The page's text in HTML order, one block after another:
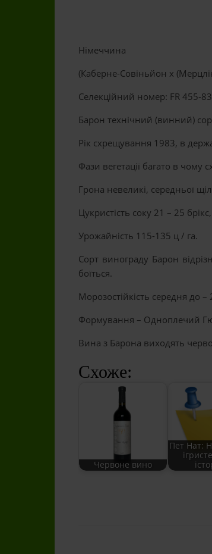
Німеччина
(Каберне-Совіньйон x
Селекційний номер: FR 455-
Барон технічний (винний)
Рік схрещування 1983, в
Фази вегетації багато в чому
Грона невеликі, середньої
Цукристість соку 21 – 25
Урожайність 115-135 ц / га.
Сорт винограду Барон
боїться.
Морозостійкість середня до –
Формування – Одноплечий
Вина з Барона виходять
Схоже:
Червоне вино
Пет Нат: